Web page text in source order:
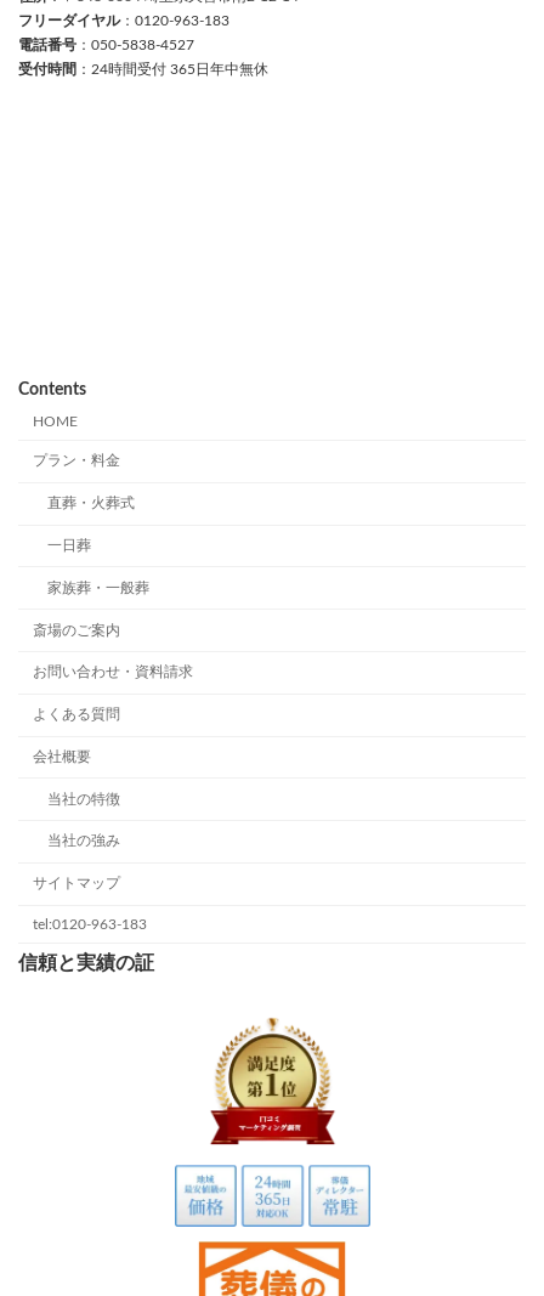
フリーダイヤル：0120-963-183
電話番号 ：050-5838-4527
受付時間 ：24時間受付 365日年中無休
Contents
HOME
プラン・料金
直葬・火葬式
一日葬
家族葬・一般葬
斎場のご案内
お問い合わせ・資料請求
よくある質問
会社概要
当社の特徴
当社の強み
サイトマップ
tel:0120-963-183
信頼と実績の証